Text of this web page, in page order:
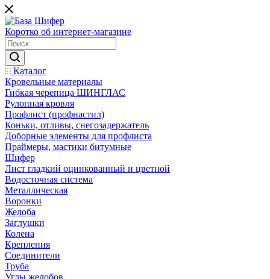
Коротко об интернет-магазине
Каталог
Кровельные материалы
Гибкая черепица ШИНГЛАС
Рулонная кровля
Профлист (профнастил)
Коньки, отливы, снегозадержатель
Доборные элементы для профлиста
Праймеры, мастики битумные
Шифер
Лист гладкий оцинкованный и цветной
Водосточная система
Металлическая
Воронки
Желоба
Заглушки
Колена
Крепления
Соединители
Труба
Углы желобов